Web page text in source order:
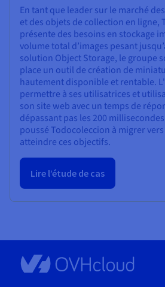
En tant que leader sur le marché
et des objets de collection en ligne,
présente des besoins en stockage
volume total d’images pesant
solution Object Storage, le groupe
place un outil de création de
hautement disponible et rentable.
permettre à ses utilisatrices et
son site web avec un temps de
dépassant pas les 200
poussé Todocoleccion à migrer
atteindre ces objectifs.
Lire l’étude de cas